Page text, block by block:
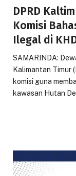
DPRD
Komisi
Ilegal di
SAMARINDA:
Kalimantan Timur
komisi guna
kawasan Hutan